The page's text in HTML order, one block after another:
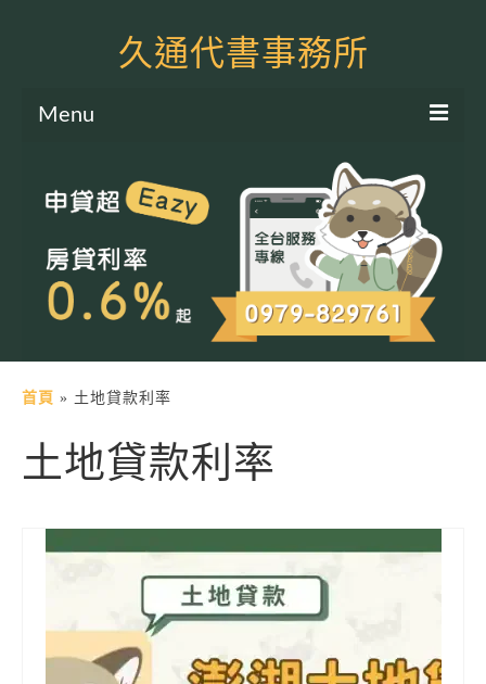
久通代書事務所
Menu
土地二胎申貸
房屋二胎申貸
軍公教貸款
土地貸款
房屋貸款
信用貸款
代書貸款
銀行貸款
其他貸款
首頁 » 土地貸款利率
土地貸款利率